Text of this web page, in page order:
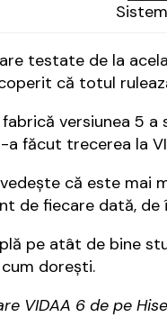
testate de la
că totul
fabrică versiunea 5
făcut trecerea la
că este mai
de fiecare dată,
pe atât de bine
dorești.
VIDAA 6 de pe